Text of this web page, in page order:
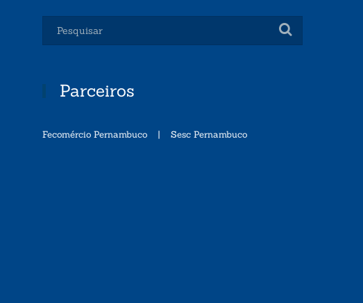
Parceiros
Fecomércio Pernambuco | Sesc Pernambuco